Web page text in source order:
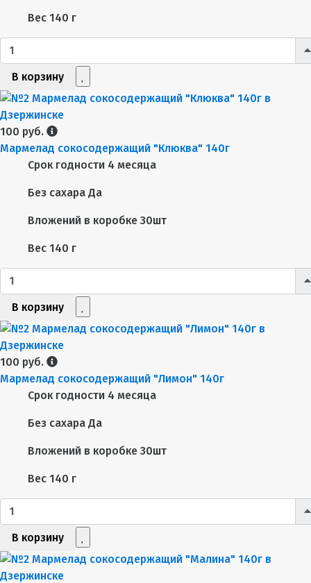
Вес 140 г
В корзину
100 руб.
Мармелад сокосодержащий "Клюква" 140г
Срок годности 4 месяца
Без сахара Да
Вложений в коробке 30шт
Вес 140 г
В корзину
100 руб.
Мармелад сокосодержащий "Лимон" 140г
Срок годности 4 месяца
Без сахара Да
Вложений в коробке 30шт
Вес 140 г
В корзину